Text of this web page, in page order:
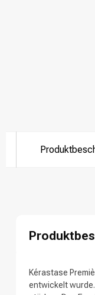
Kérastase
entwickelt